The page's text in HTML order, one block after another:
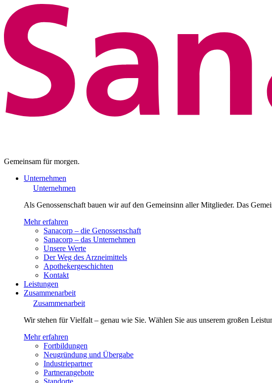
Gemeinsam für morgen.
Unternehmen
Unternehmen
Als Genossenschaft bauen wir auf den Gemeinsinn aller Mitglieder. Das
Mehr erfahren
Sanacorp – die Genossenschaft
Sanacorp – das Unternehmen
Unsere Werte
Der Weg des Arzneimittels
Apothekergeschichten
Kontakt
Leistungen
Zusammenarbeit
Zusammenarbeit
Wir stehen für Vielfalt – genau wie Sie. Wählen Sie aus unserem großen
Mehr erfahren
Fortbildungen
Neugründung und Übergabe
Industriepartner
Partnerangebote
Standorte